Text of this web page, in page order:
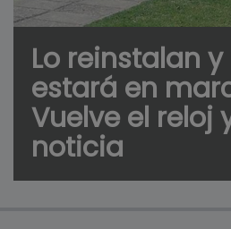
Lo reinstalan
estará en
Vuelve el reloj
noticia